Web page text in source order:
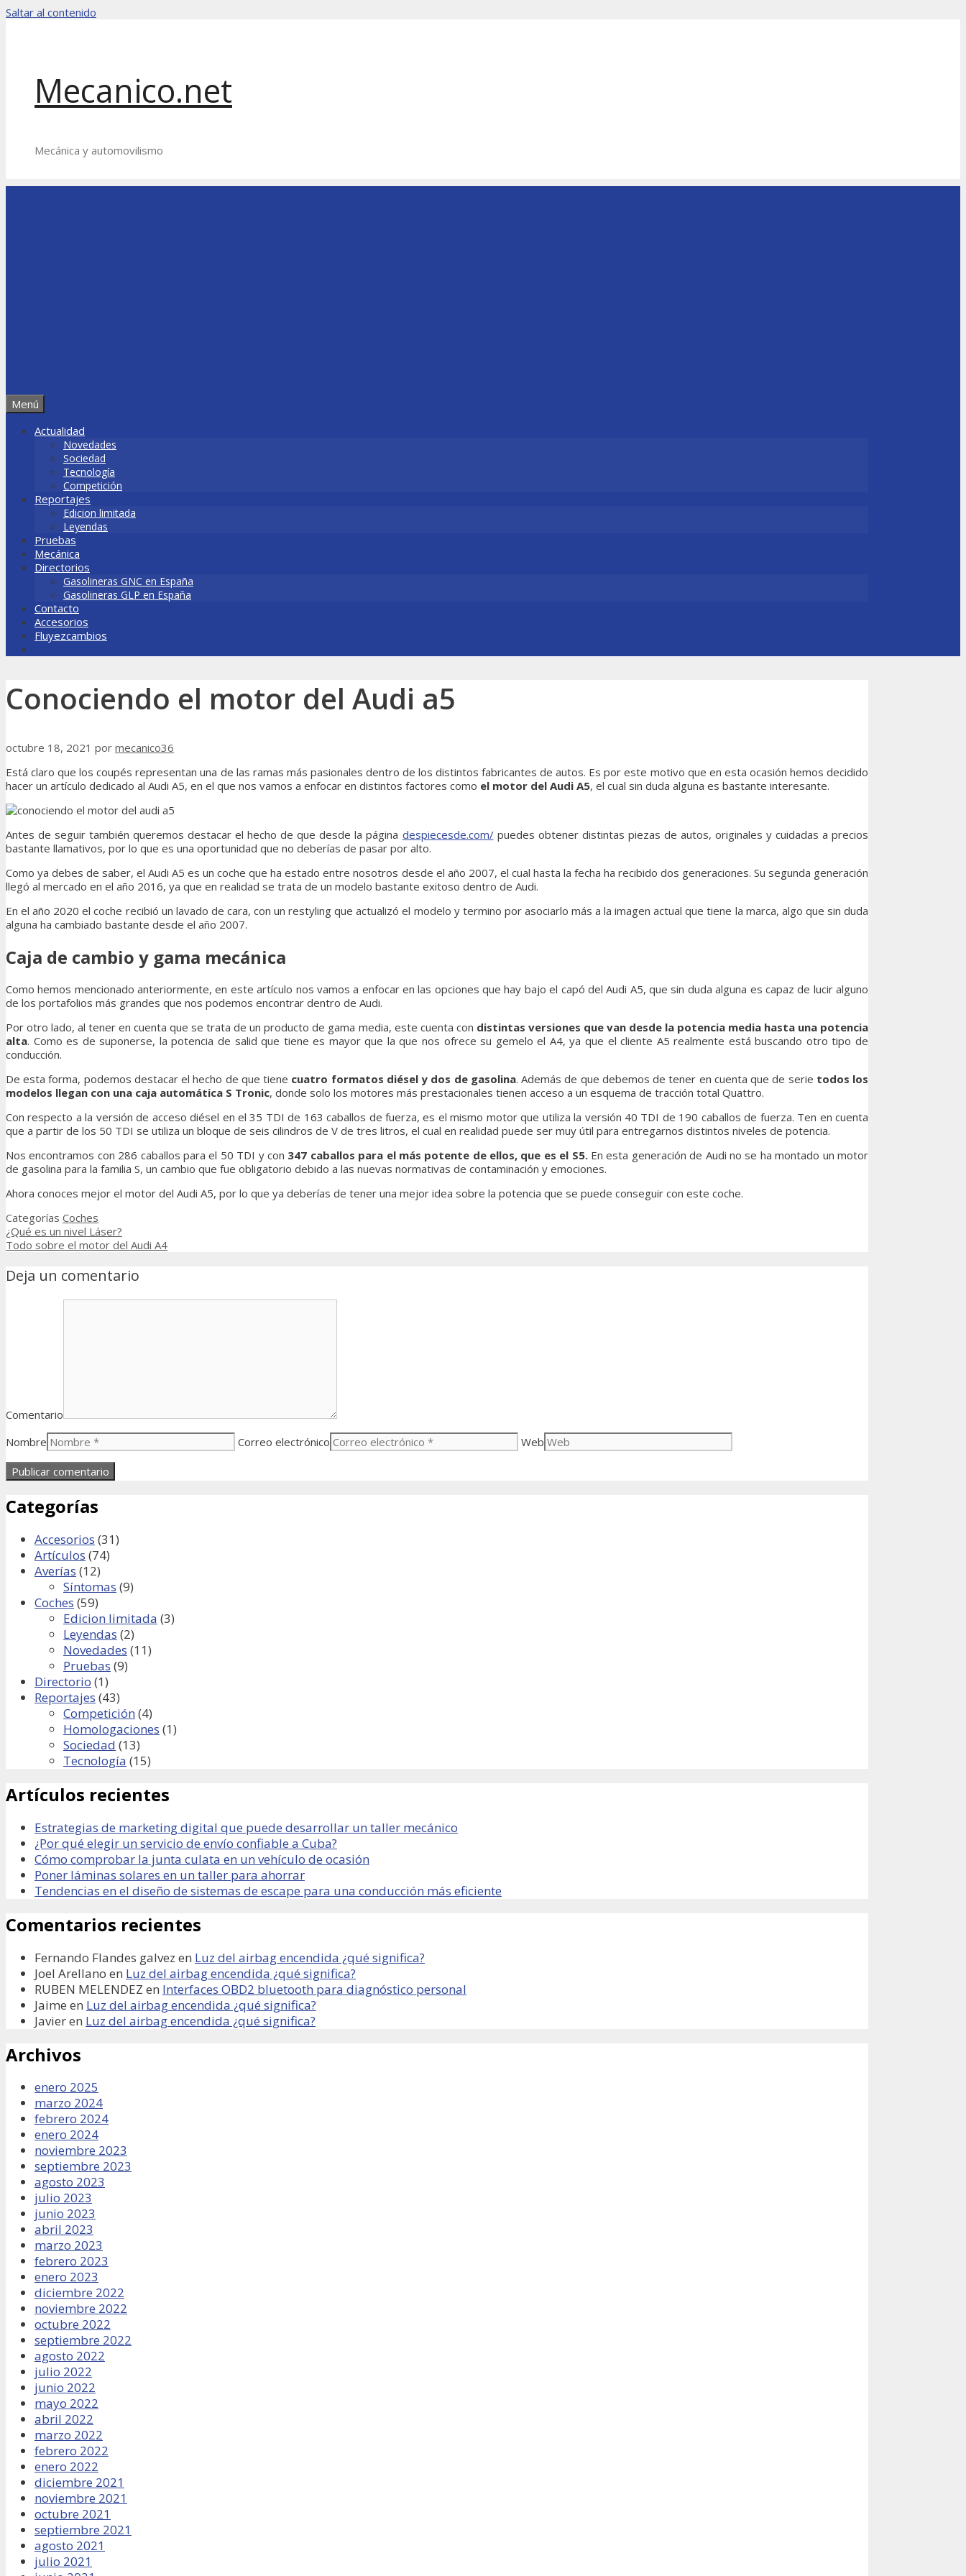
Saltar al contenido
Mecanico.net
Mecánica y automovilismo
Menú
Actualidad
Novedades
Sociedad
Tecnología
Competición
Reportajes
Edicion limitada
Leyendas
Pruebas
Mecánica
Directorios
Gasolineras GNC en España
Gasolineras GLP en España
Contacto
Accesorios
Fluyezcambios
Conociendo el motor del Audi a5
octubre 18, 2021 por mecanico36
Está claro que los coupés representan una de las ramas más pasionales dentro de los distintos fabricantes de autos. Es por este motivo que en esta ocasión hemos decidido
hacer un artículo dedicado al Audi A5, en el que nos vamos a enfocar en distintos factores como el motor del Audi A5, el cual sin duda alguna es bastante interesante.
Antes de seguir también queremos destacar el hecho de que desde la página despiecesde.com/puedes obtener distintas piezas de autos, originales y cuidadas a precios
bastante llamativos, por lo que es una oportunidad que no deberías de pasar por alto.
Como ya debes de saber, el Audi A5 es un coche que ha estado entre nosotros desde el año 2007, el cual hasta la fecha ha recibido dos generaciones. Su segunda generación
llegó al mercado en el año 2016, ya que en realidad se trata de un modelo bastante exitoso dentro de Audi.
En el año 2020 el coche recibió un lavado de cara, con un restyling que actualizó el modelo y termino por asociarlo más a la imagen actual que tiene la marca, algo que sin duda
alguna ha cambiado bastante desde el año 2007.
Caja de cambio y gama mecánica
Como hemos mencionado anteriormente, en este artículo nos vamos a enfocar en las opciones que hay bajo el capó del Audi A5, que sin duda alguna es capaz de lucir alguno
de los portafolios más grandes que nos podemos encontrar dentro de Audi.
Por otro lado, al tener en cuenta que se trata de un producto de gama media, este cuenta con distintas versiones que van desde la potencia media hasta una potencia
alta. Como es de suponerse, la potencia de salid que tiene es mayor que la que nos ofrece su gemelo el A4, ya que el cliente A5 realmente está buscando otro tipo de
conducción.
De esta forma, podemos destacar el hecho de que tiene cuatro formatos diésel y dos de gasolina. Además de que debemos de tener en cuenta que de serie todos los
modelos llegan con una caja automática S Tronic, donde solo los motores más prestacionales tienen acceso a un esquema de tracción total Quattro.
Con respecto a la versión de acceso diésel en el 35 TDI de 163 caballos de fuerza, es el mismo motor que utiliza la versión 40 TDI de 190 caballos de fuerza. Ten en cuenta
que a partir de los 50 TDI se utiliza un bloque de seis cilindros de V de tres litros, el cual en realidad puede ser muy útil para entregarnos distintos niveles de potencia.
Nos encontramos con 286 caballos para el 50 TDI y con 347 caballos para el más potente de ellos, que es el S5.En esta generación de Audi no se ha montado un motor
de gasolina para la familia S, un cambio que fue obligatorio debido a las nuevas normativas de contaminación y emociones.
Ahora conoces mejor el motor del Audi A5, por lo que ya deberías de tener una mejor idea sobre la potencia que se puede conseguir con este coche.
Categorías Coches
¿Qué es un nivel Láser?
Todo sobre el motor del Audi A4
Deja un comentario
Comentario
Nombre
Correo electrónico Web
Categorías
Accesorios (31)
Artículos (74)
Averías (12)
Síntomas (9)
Coches (59)
Edicion limitada (3)
Leyendas (2)
Novedades (11)
Pruebas (9)
Directorio (1)
Reportajes (43)
Competición (4)
Homologaciones (1)
Sociedad (13)
Tecnología (15)
Artículos recientes
Estrategias de marketing digital que puede desarrollar un taller mecánico
¿Por qué elegir un servicio de envío confiable a Cuba?
Cómo comprobar la junta culata en un vehículo de ocasión
Poner láminas solares en un taller para ahorrar
Tendencias en el diseño de sistemas de escape para una conducción más eficiente
Comentarios recientes
Fernando Flandes galvez en Luz del airbag encendida ¿qué significa?
Joel Arellano en Luz del airbag encendida ¿qué significa?
RUBEN MELENDEZ en Interfaces OBD2 bluetooth para diagnóstico personal
Jaime en Luz del airbag encendida ¿qué significa?
Javieren Luz del airbag encendida ¿qué significa?
Archivos
enero 2025
marzo 2024
febrero 2024
enero 2024
noviembre 2023
septiembre 2023
agosto 2023
julio 2023
junio 2023
abril 2023
marzo 2023
febrero 2023
enero 2023
diciembre 2022
noviembre 2022
octubre 2022
septiembre 2022
agosto 2022
julio 2022
junio 2022
mayo 2022
abril 2022
marzo 2022
febrero 2022
enero 2022
diciembre 2021
noviembre 2021
octubre 2021
septiembre 2021
agosto 2021
julio 2021